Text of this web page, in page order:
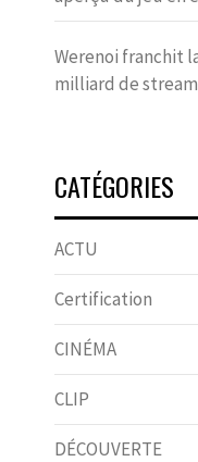
Werenoi franchit
milliard de
CATÉGORIES
ACTU
Certification
CINÉMA
CLIP
DÉCOUVERTE